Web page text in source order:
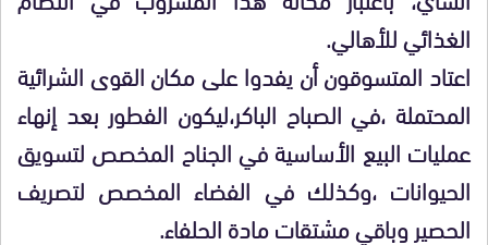
الغذائي للأهالي.
اعتاد المتسوقون أن يفدوا على مكان القوى الشرائية
المحتملة ،في الصباح الباكر،ليكون الفطور بعد إنهاء
عمليات البيع الأساسية في الجناح المخصص لتسويق
الحيوانات ،وكذلك في الفضاء المخصص لتصريف
الحصير وباقي مشتقات مادة الحلفاء.